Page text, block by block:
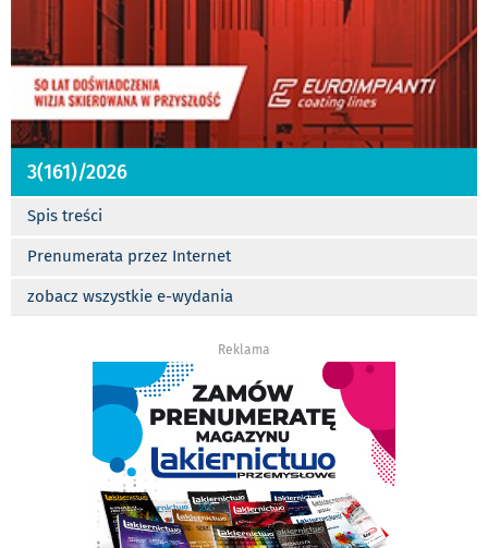
3(161)/2026
Spis treści
Prenumerata przez Internet
zobacz wszystkie e-wydania
Reklama